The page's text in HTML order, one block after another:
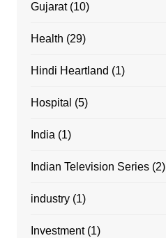
Gujarat(10)
Health (29)
Hindi Heartland (1)
Hospital (5)
India (1)
Indian Television Series(2)
industry(1)
Investment(1)